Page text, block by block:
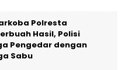
Polresta
Hasil, Polisi
Pengedar dengan
Sabu